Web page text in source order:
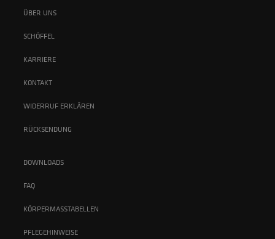
ÜBER UNS
SCHÖFFEL
KARRIERE
KONTAKT
WIDERRUF ERKLÄREN
RÜCKSENDUNG
DOWNLOADS
FAQ
KÖRPERMASSTABELLEN
PFLEGEHINWEISE